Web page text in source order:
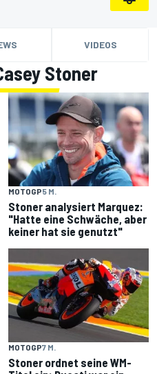
VIDEOS
Stoner
MOTOGP5 M.
Stoner analysiert Marquez:
"Hatte eine Schwäche, aber
keiner hat sie genutzt"
MOTOGP7 M.
Stoner ordnet seine WM-